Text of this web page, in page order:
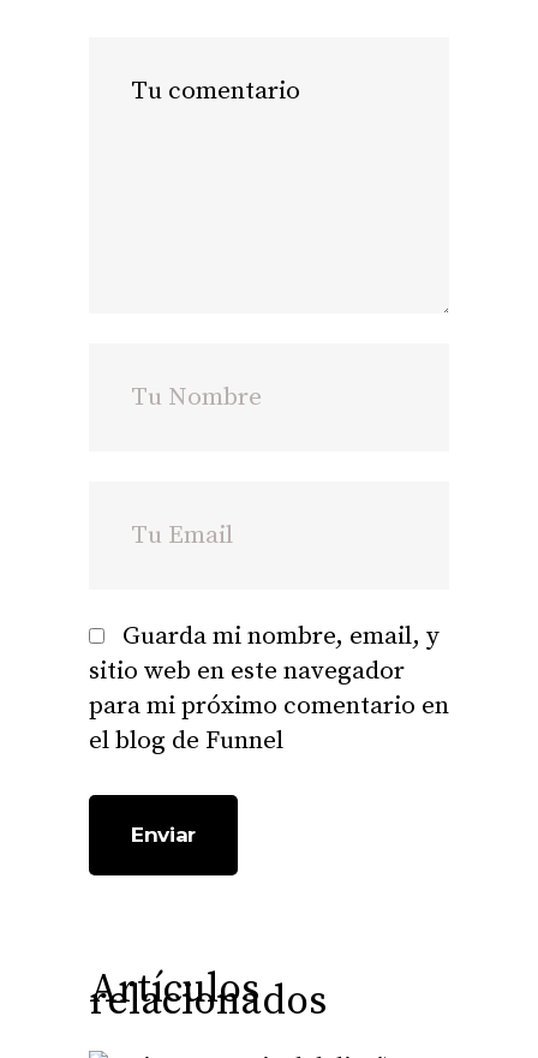
Guarda mi nombre, email, y
sitio web en este navegador
para mi próximo comentario en
el blog de Funnel